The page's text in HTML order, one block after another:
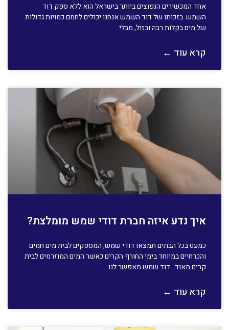
אחד המכשירים הנפוצים ביותר בישראל הוא ללא ספק דוד
השמש. בזכותו של דוד השמש אנחנו יכולים לחמם כמויות גדולות
של מים בקלות רבה ובזול, מבלי
קרא עוד ←
איך נדע איזה חברת דודי שמש מומלצת?
כמעט בכל הבתים תמצאו דודי שמש, המספקים לבית מים חמים
והכרחיים במיוחד בימי החורף הקרים כאשר המים המוזרמים לבית
קרים מאוד. דוד שמש מאפשר לנו
קרא עוד ←